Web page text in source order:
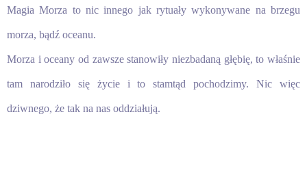
Magia Morza to nic innego jak rytuały wykonywane na brzegu
morza, bądź oceanu.
Morza i oceany od zawsze stanowiły niezbadaną głębię, to właśnie
tam narodziło się życie i to stamtąd pochodzimy. Nic więc
dziwnego, że tak na nas oddziałują.